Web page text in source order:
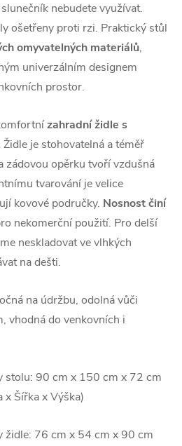
nebudete využívat.
ošetřeny proti rzi. Praktický stůl
omyvatelných materiálů,
univerzálním designem
prostor.
zahradní židle s
Židle je stohovatelná a téměř
zádovou opěrku tvoří vzdušná
tvarování je velice
kovové područky. Nosnost činí
nekomerční použití. Pro delší
neskladovat ve vlhkých
na dešti.
na údržbu, odolná vůči
vhodná do venkovních i
stolu: 90 cm x 150 cm x 72 cm
x Šířka x Výška)
židle: 76 cm x 54 cm x 90 cm